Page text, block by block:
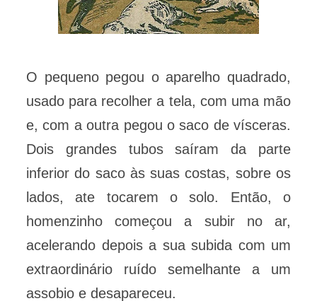
O pequeno pegou o aparelho quadrado,
usado para recolher a tela, com uma mão
e, com a outra pegou o saco de vísceras.
Dois grandes tubos saíram da parte
inferior do saco às suas costas, sobre os
lados, ate tocarem o solo. Então, o
homenzinho começou a subir no ar,
acelerando depois a sua subida com um
extraordinário ruído semelhante a um
assobio e desapareceu.